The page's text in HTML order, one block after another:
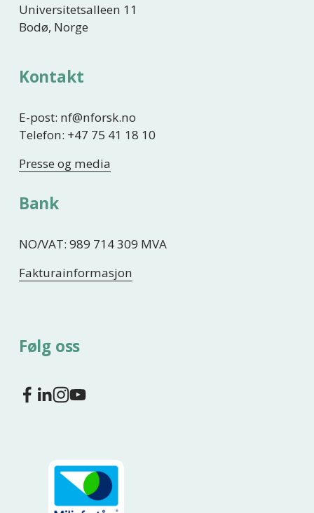
Universitetsalleen 11
Bodø, Norge
Kontakt
E-post: nf@nforsk.no
Telefon: +47 75 41 18 10
Presse og media
Bank
NO/VAT: 989 714 309 MVA
Fakturainformasjon
Følg oss